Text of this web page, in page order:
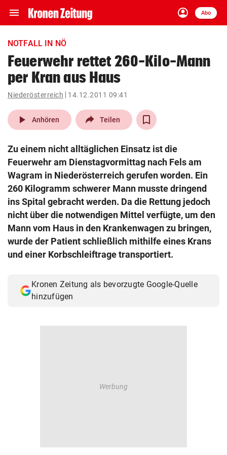
menu Navigation
ein-/ausklappen
account_circle
Anmelden
Abo
close Schließen
account_circle Anmelden
pin_drop
Wien arrow_right
search
Suchbegriff
eingeben
© Krone Multimedia GmbH & Co KG 2026
NOTFALL IN NÖ
Feuerwehr rettet 260-Kilo-Mann
per Kran aus Haus
Niederösterreich 14.12.2011 09:41
play_arrow Anhören Teilen
Zu einem nicht alltäglichen Einsatz ist die
Feuerwehr am Dienstagvormittag nach Fels am
Wagram in Niederösterreich gerufen worden. Ein
260 Kilogramm schwerer Mann musste dringend
ins Spital gebracht werden. Da die Rettung jedoch
nicht über die notwendigen Mittel verfügte, um den
Mann vom Haus in den Krankenwagen zu bringen,
wurde der Patient schließlich mithilfe eines Krans
und einer Korbschleiftrage transportiert.
Kronen Zeitung als bevorzugte Google-Quelle
hinzufügen